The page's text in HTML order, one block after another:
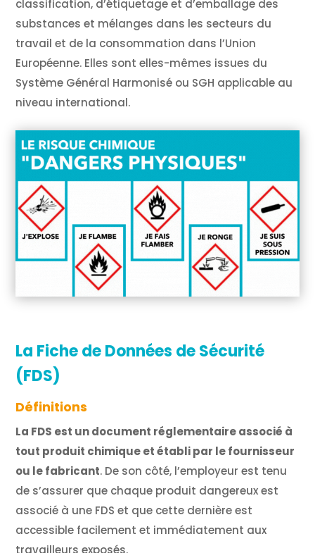
classification, d’étiquetage et d’emballage des
substances et mélanges dans les secteurs du
travail et de la consommation dans l’Union
Européenne. Elles sont elles-mêmes issues du
Système Général Harmonisé ou SGH applicable au
niveau international.
La Fiche de Données de Sécurité
(FDS)
Définitions
La FDS est un document réglementaire associé à
tout produit chimique et établi par le fournisseur
ou le fabricant. De son côté, l’employeur est tenu
de s’assurer que chaque produit dangereux est
associé à une FDS et que cette dernière est
accessible facilement et immédiatement aux
travailleurs exposés.